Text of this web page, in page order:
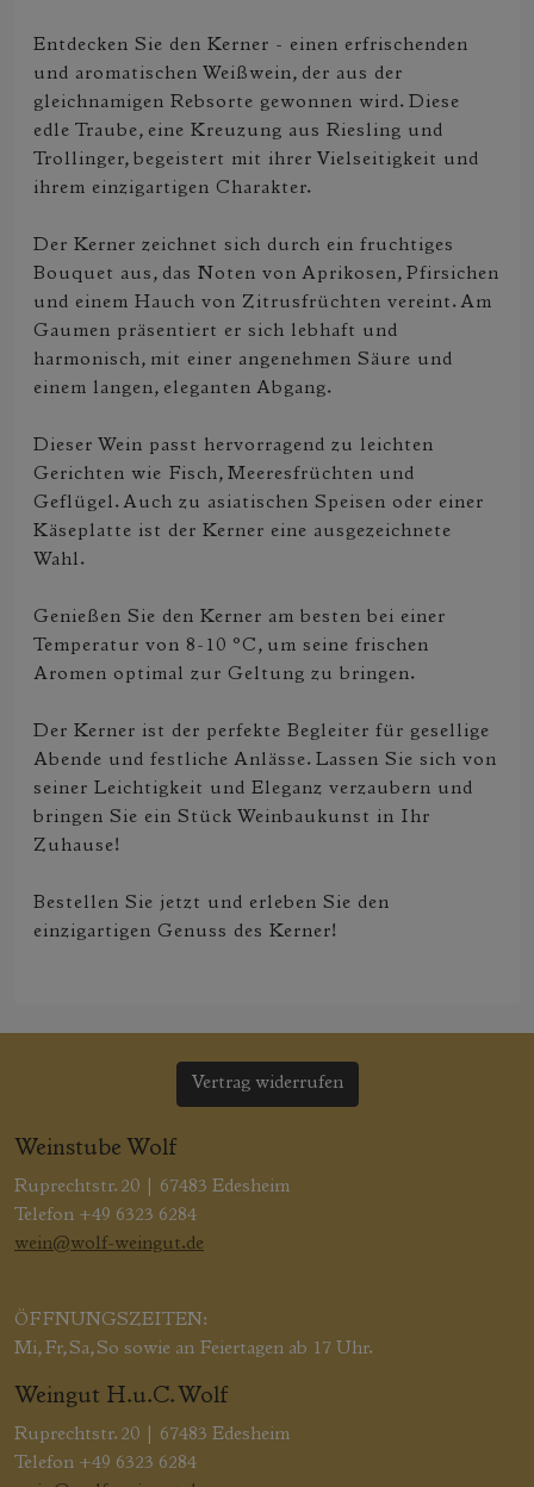
Entdecken Sie den Kerner - einen erfrischenden
und aromatischen Weißwein, der aus der
gleichnamigen Rebsorte gewonnen wird. Diese
edle Traube, eine Kreuzung aus Riesling und
Trollinger, begeistert mit ihrer Vielseitigkeit und
ihrem einzigartigen Charakter.
Der Kerner zeichnet sich durch ein fruchtiges
Bouquet aus, das Noten von Aprikosen, Pfirsichen
und einem Hauch von Zitrusfrüchten vereint. Am
Gaumen präsentiert er sich lebhaft und
harmonisch, mit einer angenehmen Säure und
einem langen, eleganten Abgang.
Dieser Wein passt hervorragend zu leichten
Gerichten wie Fisch, Meeresfrüchten und
Geflügel. Auch zu asiatischen Speisen oder einer
Käseplatte ist der Kerner eine ausgezeichnete
Wahl.
Genießen Sie den Kerner am besten bei einer
Temperatur von 8-10 °C, um seine frischen
Aromen optimal zur Geltung zu bringen.
Der Kerner ist der perfekte Begleiter für gesellige
Abende und festliche Anlässe. Lassen Sie sich von
seiner Leichtigkeit und Eleganz verzaubern und
bringen Sie ein Stück Weinbaukunst in Ihr
Zuhause!
Bestellen Sie jetzt und erleben Sie den
einzigartigen Genuss des Kerner!
Vertrag widerrufen
Weingut H.u.C. Wolf
Ruprechtstr. 20 | 67483 Edesheim
Telefon +49 6323 6284
Weinstube Wolf
Ruprechtstr. 20 | 67483 Edesheim
Telefon +49 6323 6284
wein@wolf-weingut.de
ÖFFNUNGSZEITEN:
Mi, Fr, Sa, So sowie an Feiertagen ab 17 Uhr.